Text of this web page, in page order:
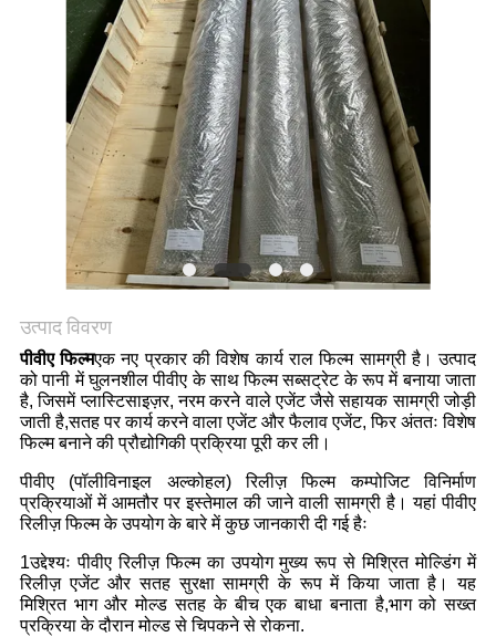
उत्पाद विवरण
पीवीए फिल्मएक नए प्रकार की विशेष कार्य राल फिल्म सामग्री है। उत्पाद
को पानी में घुलनशील पीवीए के साथ फिल्म सब्सट्रेट के रूप में बनाया जाता
है, जिसमें प्लास्टिसाइज़र, नरम करने वाले एजेंट जैसे सहायक सामग्री जोड़ी
जाती है,सतह पर कार्य करने वाला एजेंट और फैलाव एजेंट, फिर अंततः विशेष
फिल्म बनाने की प्रौद्योगिकी प्रक्रिया पूरी कर ली।
पीवीए (पॉलीविनाइल अल्कोहल) रिलीज़ फिल्म कम्पोजिट विनिर्माण
प्रक्रियाओं में आमतौर पर इस्तेमाल की जाने वाली सामग्री है। यहां पीवीए
रिलीज़ फिल्म के उपयोग के बारे में कुछ जानकारी दी गई हैः
1उद्देश्यः पीवीए रिलीज़ फिल्म का उपयोग मुख्य रूप से मिश्रित मोल्डिंग में
रिलीज़ एजेंट और सतह सुरक्षा सामग्री के रूप में किया जाता है। यह
मिश्रित भाग और मोल्ड सतह के बीच एक बाधा बनाता है,भाग को सख्त
प्रक्रिया के दौरान मोल्ड से चिपकने से रोकना.